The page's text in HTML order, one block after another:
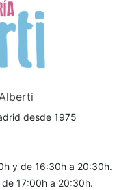
desde 1975
y de 16:30h a 20:30h.
17:00h a 20:30h.